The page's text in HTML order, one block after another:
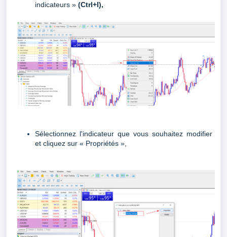
indicateurs » (Ctrl+I),
Sélectionnez l'indicateur que vous souhaitez modifier
et cliquez sur « Propriétés »,